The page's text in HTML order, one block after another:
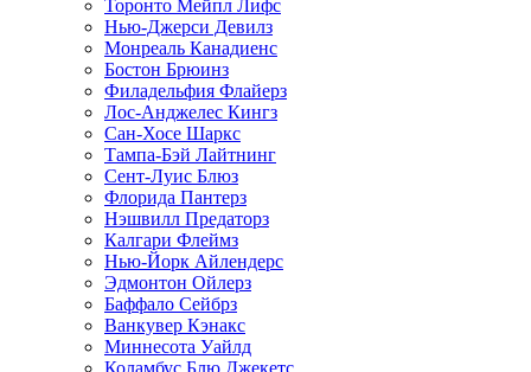
Торонто Мейпл Лифс
Нью-Джерси Девилз
Монреаль Канадиенс
Бостон Брюинз
Филадельфия Флайерз
Лос-Анджелес Кингз
Сан-Хосе Шаркс
Тампа-Бэй Лайтнинг
Сент-Луис Блюз
Флорида Пантерз
Нэшвилл Предаторз
Калгари Флеймз
Нью-Йорк Айлендерс
Эдмонтон Ойлерз
Баффало Сейбрз
Ванкувер Кэнакс
Миннесота Уайлд
Коламбус Блю Джекетс